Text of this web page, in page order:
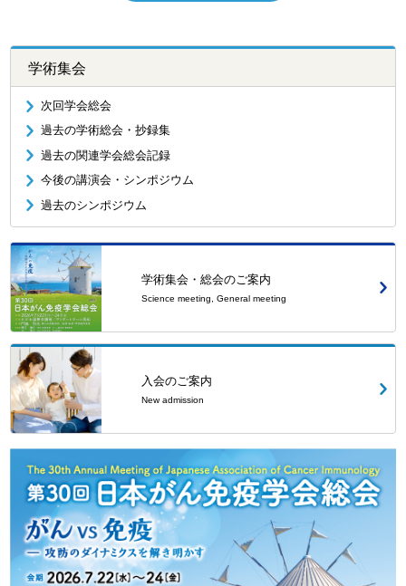
学術集会
次回学会総会
過去の学術総会・抄録集
過去の関連学会総会記録
今後の講演会・シンポジウム
過去のシンポジウム
学術集会・総会のご案内
Science meeting, General meeting
入会のご案内
New admission